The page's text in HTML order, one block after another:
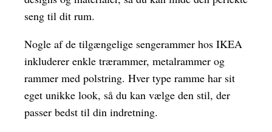
seng til dit rum.
Nogle af de tilgængelige sengerammer hos IKEA
inkluderer enkle trærammer, metalrammer og
rammer med polstring. Hver type ramme har sit
eget unikke look, så du kan vælge den stil, der
passer bedst til din indretning.